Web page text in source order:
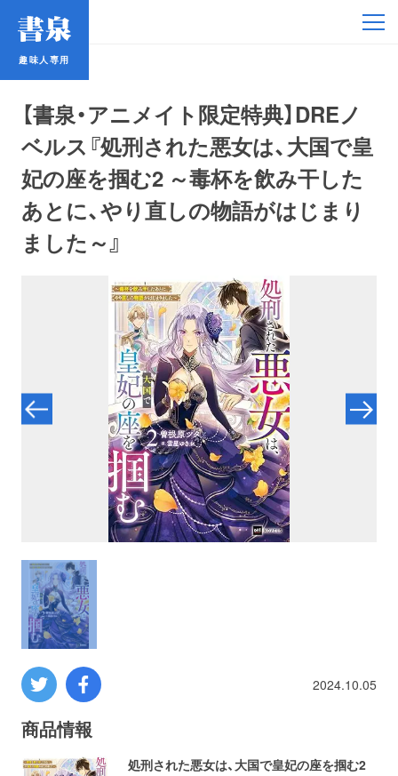
趣味人専用
【書泉・アニメイト限定特典】DREノ
ベルス『処刑された悪女は、大国で皇
妃の座を掴む2 ～毒杯を飲み干した
あとに、やり直しの物語がはじまり
ました～』
2024.10.05
商品情報
処刑された悪女は、大国で皇妃の座を掴む2
趣味人専用
アイドル
鉄道・バス
コミック・ラノベ
プロレス
コンピューター
ミリタリー
その他
イベント
フェア